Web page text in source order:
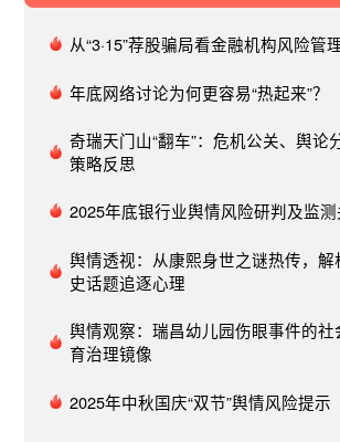
42.5%。日本、韩国、美国、澳大利
品最受欢迎。五一假期前三天，盒马
小龙虾销售额同比增长近6成。在小
汉是油焖，成都和长沙还推出榴莲和
旅游新趋势，周边游成为主力来自夸
示，今年五一出游的整体搜索量较去
但周边游搜索量增长120%。来自飞
示，和去年3月22日通知放假后旅游
比暴涨1100%不同，今年的搜索热度
然满怀出游希望。来自飞猪的数据显
热门出发地和目的地城市高度重合，
意味着周边游是今年假期的绝对主流
从“3·15”荐股骗局看金融机构风险管
年底网络讨论为何更容易“热起来”？
奇瑞天门山“翻车”：危机公关、舆论
策略反思
2025年底银行业舆情风险研判及监
舆情透视：从康熙身世之谜热传，解
史话题追逐心理
舆情观察：瑞昌幼儿园伤眼事件的社
育治理镜像
2025年中秋国庆“双节”舆情风险提示